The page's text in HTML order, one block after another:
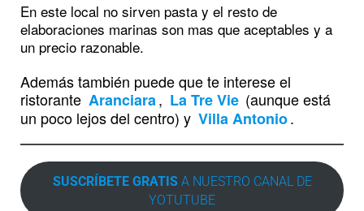
En este local no sirven pasta y el resto de
elaboraciones marinas son mas que aceptables y a
un precio razonable.
Además también puede que te interese el
ristorante Aranciara, La Tre Vie (aunque está
un poco lejos del centro) y Villa Antonio.
SUSCRÍBETE GRATISA NUESTRO CANAL DE
YOTUTUBE